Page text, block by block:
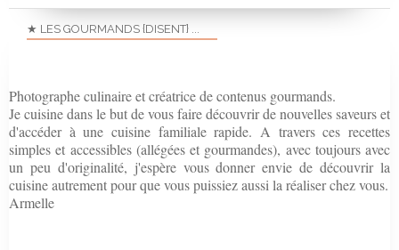
★ LES GOURMANDS {DISENT} ...
Photographe culinaire et créatrice de contenus gourmands.
Je cuisine dans le but de vous faire découvrir de nouvelles saveurs et
d'accéder à une cuisine familiale rapide. A travers ces recettes
simples et accessibles (allégées et gourmandes), avec toujours avec
un peu d'originalité, j'espère vous donner envie de découvrir la
cuisine autrement pour que vous puissiez aussi la réaliser chez vous.
Armelle